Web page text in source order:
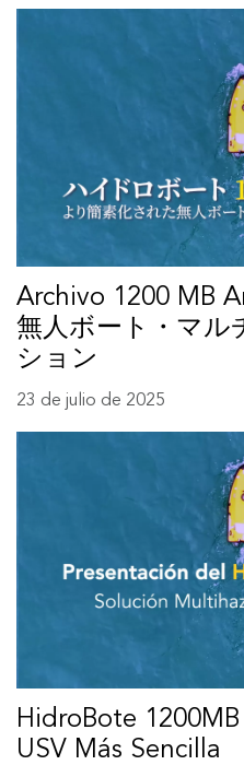
Archivo 1200 MB
無人ボート・マル
ション
23 de julio de 2025
HidroBote
USV Más Sencilla